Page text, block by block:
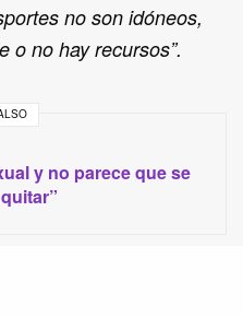
no son idóneos,
o no hay recursos”.
y no parece que se